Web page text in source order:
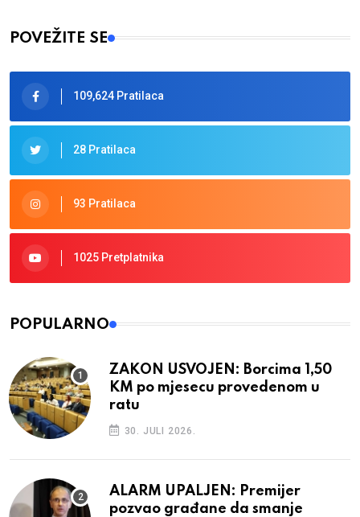
POVEŽITE SE
109,624 Pratilaca
28 Pratilaca
93 Pratilaca
1025 Pretplatnika
POPULARNO
ZAKON USVOJEN: Borcima 1,50
KM po mjesecu provedenom u
ratu
30. JULI 2026.
ALARM UPALJEN: Premijer
pozvao građane da smanje